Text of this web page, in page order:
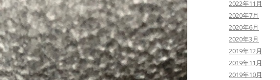
2022年11月
2020年7月
2020年6月
2020年3月
2019年12月
2019年11月
2019年10月